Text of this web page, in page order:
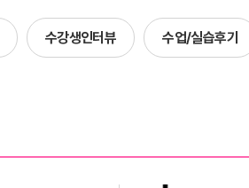
자격증정보
자료실
이벤트
수강생작
수강생인터뷰 수업/실습후기